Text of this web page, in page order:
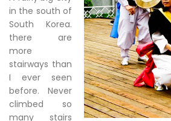
in the south of
South Korea.
there are
more
stairways than
I ever seen
before. Never
climbed so
many stairs